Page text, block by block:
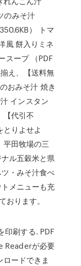
のみそ汁
） トマ
風 餅入りミネ
スープ （PDF
え、【送料無
おみそ汁 焼き
インスタン
【代引不
りよせよ
平田牧場の三
ル五穀米と県
・みそ汁食べ
メニューも充
ります。
印刷する. PDF
Readerが必要
ードできま